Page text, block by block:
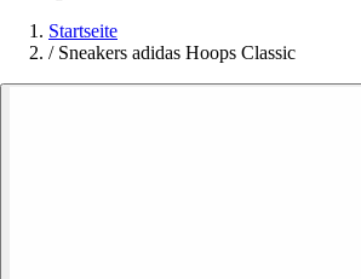
Startseite
/ Sneakers adidas Hoops Classic